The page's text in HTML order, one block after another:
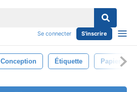
Se connecter S'inscrire
Conception Étiquette Papier